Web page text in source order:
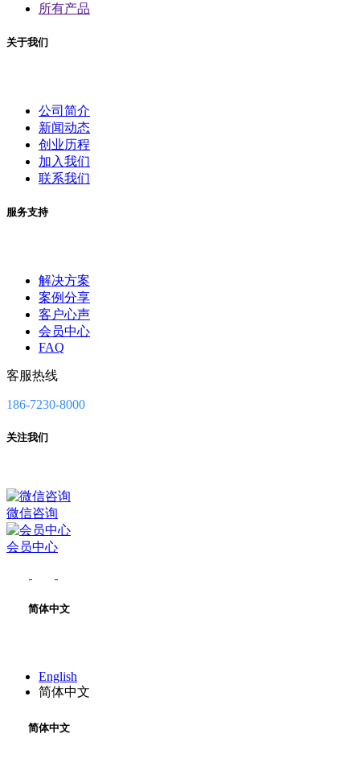
所有产品
关于我们
公司简介
新闻动态
创业历程
加入我们
联系我们
服务支持
解决方案
案例分享
客户心声
会员中心
FAQ
客服热线
186-7230-8000
关注我们
微信咨询
会员中心
简体中文
English
简体中文
简体中文